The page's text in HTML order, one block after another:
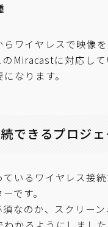
ワイヤレスで映像
Miracastに対応して
なります。
できるプロジ
ているワイヤレス接
です。
なのか、スクリーン